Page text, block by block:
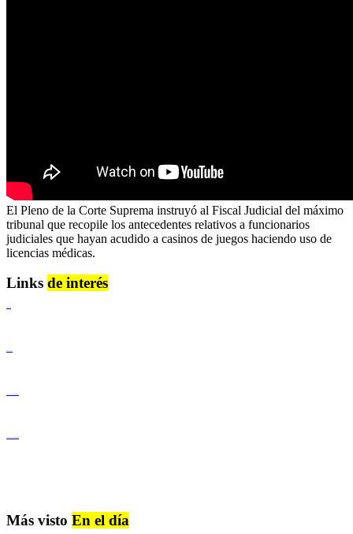
El Pleno de la Corte Suprema instruyó al Fiscal Judicial del máximo
tribunal que recopile los antecedentes relativos a funcionarios
judiciales que hayan acudido a casinos de juegos haciendo uso de
licencias médicas.
Links de interés
Más visto En el día